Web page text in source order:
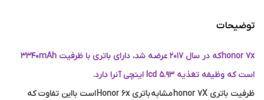
توضیحات
honor 7x که در سال 2017 عرضه شد، دارای باتری با ظرفیت 3340mAh
است که وظیفه تغذیه lcd 5.93 اینچی آنرا دارد.
ظرفیت باتری honor 7X مشابه
باتری Honor 6x
است بااین تفاوت که